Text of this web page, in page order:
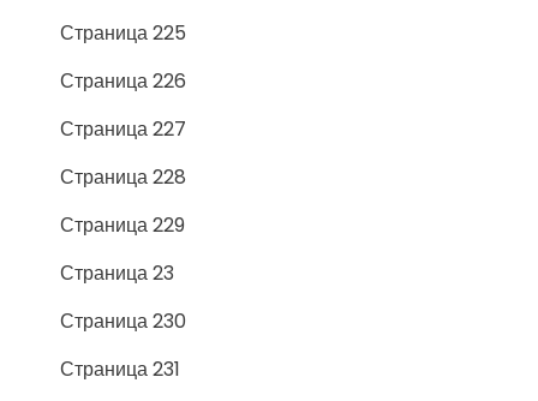
Страница 225
Страница 226
Страница 227
Страница 228
Страница 229
Страница 23
Страница 230
Страница 231